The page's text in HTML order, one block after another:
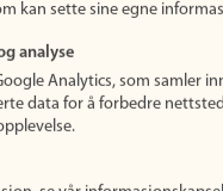
kan sette sine egne
analyse
Analytics, som samler
data for å forbedre